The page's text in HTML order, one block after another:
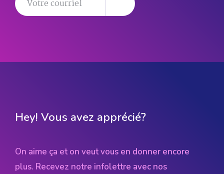
Hey! Vous avez apprécié?
On aime ça et on veut vous en donner encore
plus. Recevez notre infolettre avec nos